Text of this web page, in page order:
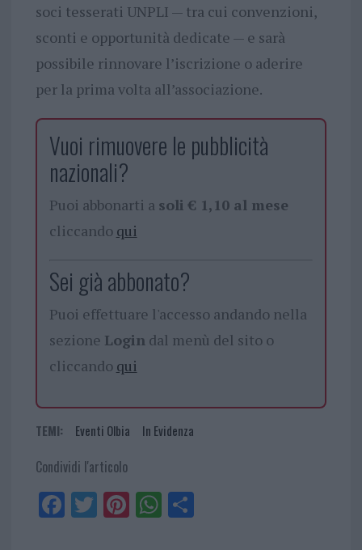
soci tesserati UNPLI — tra cui convenzioni,
sconti e opportunità dedicate — e sarà
possibile rinnovare l’iscrizione o aderire
per la prima volta all’associazione.
Vuoi rimuovere le pubblicità
nazionali?
Puoi abbonarti a soli € 1,10 al mese
cliccando qui
Sei già abbonato?
Puoi effettuare l'accesso andando nella
sezione Logindal menù del sito o
cliccando qui
TEMI: Eventi Olbia In Evidenza
Condividi l'articolo
Fa
ce
Tw
itt
Pi
nt
W
ha
Sh